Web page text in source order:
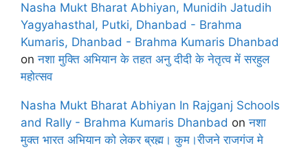
Nasha Mukt Bharat Abhiyan, Munidih Jatudih
Yagyahasthal, Putki, Dhanbad - Brahma
Kumaris, Dhanbad - Brahma Kumaris Dhanbad
onनशा मुक्ति अभियान के तहत अनु दीदी के नेतृत्व में सरहुल
महोत्सव
Nasha Mukt Bharat Abhiyan In Rajganj Schools
and Rally - Brahma Kumaris Dhanbad onनशा
मुक्त भारत अभियान को लेकर ब्रह्म। कुम।रीजने राजगंज मे